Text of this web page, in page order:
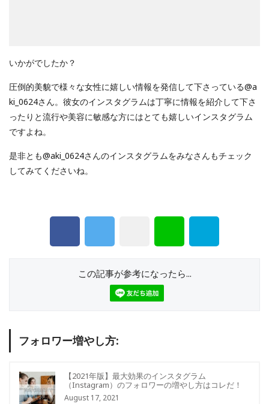
いかがでしたか？
圧倒的美貌で様々な女性に嬉しい情報を発信して下さっている@a
ki_0624さん。彼女のインスタグラムは丁寧に情報を紹介して下さ
ったりと流行や美容に敏感な方にはとても嬉しいインスタグラム
ですよね。
是非とも@aki_0624さんのインスタグラムをみなさんもチェック
してみてくださいね。
この記事が参考になったら...
フォロワー増やし方:
【2021年版】最大効果のインスタグラム
（Instagram）のフォロワーの増やし方はコレだ！
August 17, 2021